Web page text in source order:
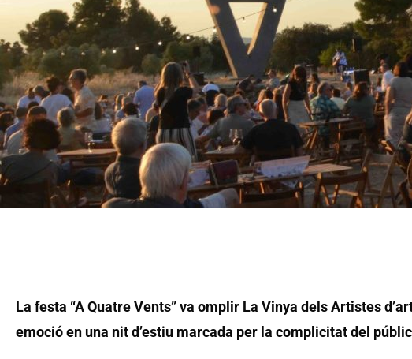
La festa “A Quatre Vents” va omplir La Vinya dels Artistes
emoció en una nit d’estiu marcada per la complicitat del públic